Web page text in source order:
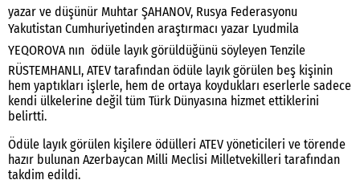
yazar ve düşünür Muhtar ŞAHANOV, Rusya Federasyonu
Yakutistan Cumhuriyetinden araştırmacı yazar Lyudmila
YEQOROVA nın ödüle layık görüldüğünü söyleyen Tenzile
RÜSTEMHANLI, ATEV tarafından ödüle layık görülen beş kişinin
hem yaptıkları işlerle, hem de ortaya koydukları eserlerle sadece
kendi ülkelerine değil tüm Türk Dünyasına hizmet ettiklerini
belirtti.
Ödüle layık görülen kişilere ödülleri ATEV yöneticileri ve törende
hazır bulunan Azerbaycan Milli Meclisi Milletvekilleri tarafından
takdim edildi.